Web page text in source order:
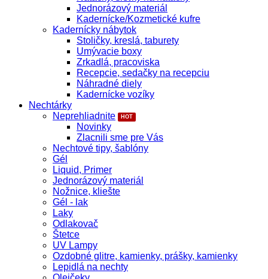
Jednorázový materiál
Kadernícke/Kozmetické kufre
Kadernícky nábytok
Stoličky, kreslá, taburety
Umývacie boxy
Zrkadlá, pracoviska
Recepcie, sedačky na recepciu
Náhradné diely
Kadernícke vozíky
Nechtárky
Neprehliadnite
Novinky
Zlacnili sme pre Vás
Nechtové tipy, šablóny
Gél
Liquid, Primer
Jednorázový materiál
Nožnice, kliešte
Gél - lak
Laky
Odlakovač
Štetce
UV Lampy
Ozdobné glitre, kamienky, prášky, kamienky
Lepidlá na nechty